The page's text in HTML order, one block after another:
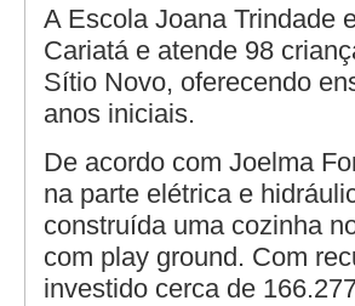
A Escola Joana Trindade
Cariatá e atende 98
Sítio Novo, oferecendo
anos iniciais.
De acordo com Joelma
na parte elétrica e
construída uma cozinha
com play ground. Com
investido cerca de